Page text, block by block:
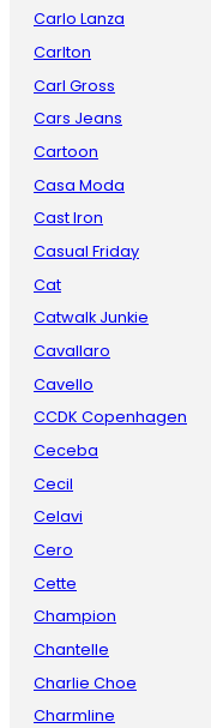
Carlo Lanza
Carlton
Carl Gross
Cars Jeans
Cartoon
Casa Moda
Cast Iron
Casual Friday
Cat
Catwalk Junkie
Cavallaro
Cavello
CCDK Copenhagen
Ceceba
Cecil
Celavi
Cero
Cette
Champion
Chantelle
Charlie Choe
Charmline